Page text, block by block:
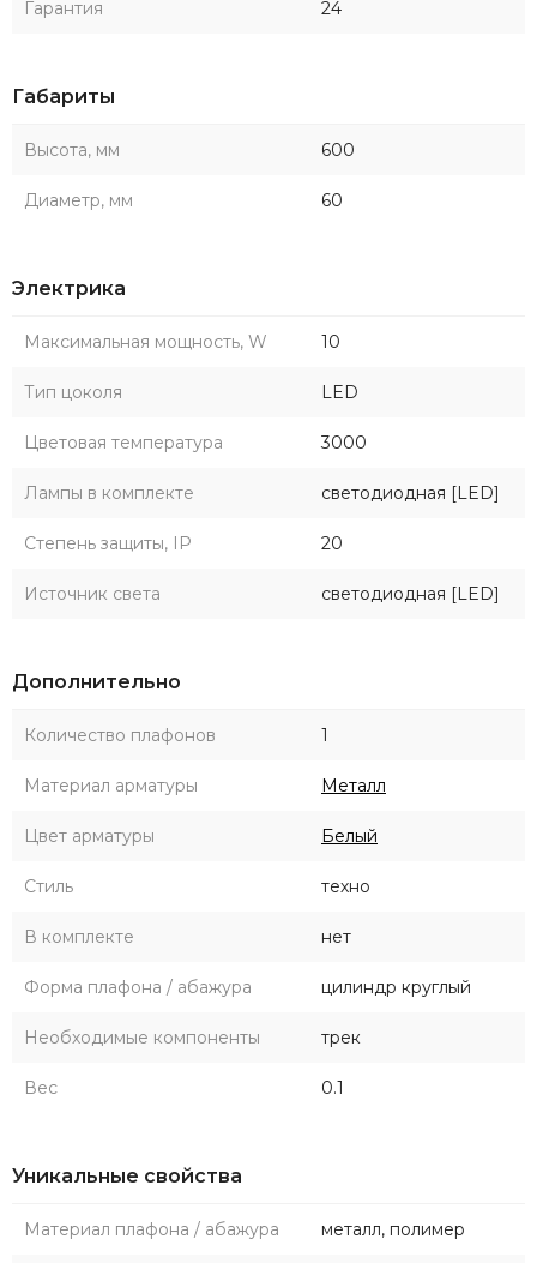
Гарантия 24
Габариты
Высота, мм 600
Диаметр, мм 60
Электрика
Максимальная мощность, W 10
Тип цоколя LED
Цветовая температура 3000
Лампы в комплекте светодиодная [LED]
Степень защиты, IP 20
Источник света светодиодная [LED]
Дополнительно
Количество плафонов 1
Материал арматуры Металл
Цвет арматуры Белый
Стиль техно
В комплекте нет
Форма плафона / абажура цилиндр круглый
Необходимые компоненты трек
Вес 0.1
Уникальные свойства
Материал плафона / абажура металл, полимер